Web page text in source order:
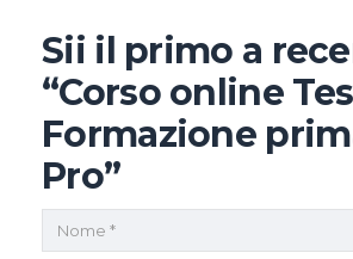
Sii il primo a
“Corso online
Formazione
Pro”